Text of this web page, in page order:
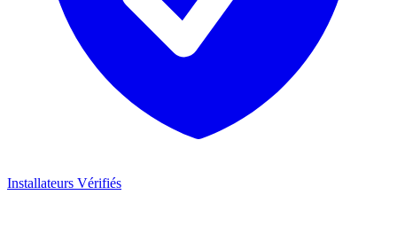
Installateurs Vérifiés